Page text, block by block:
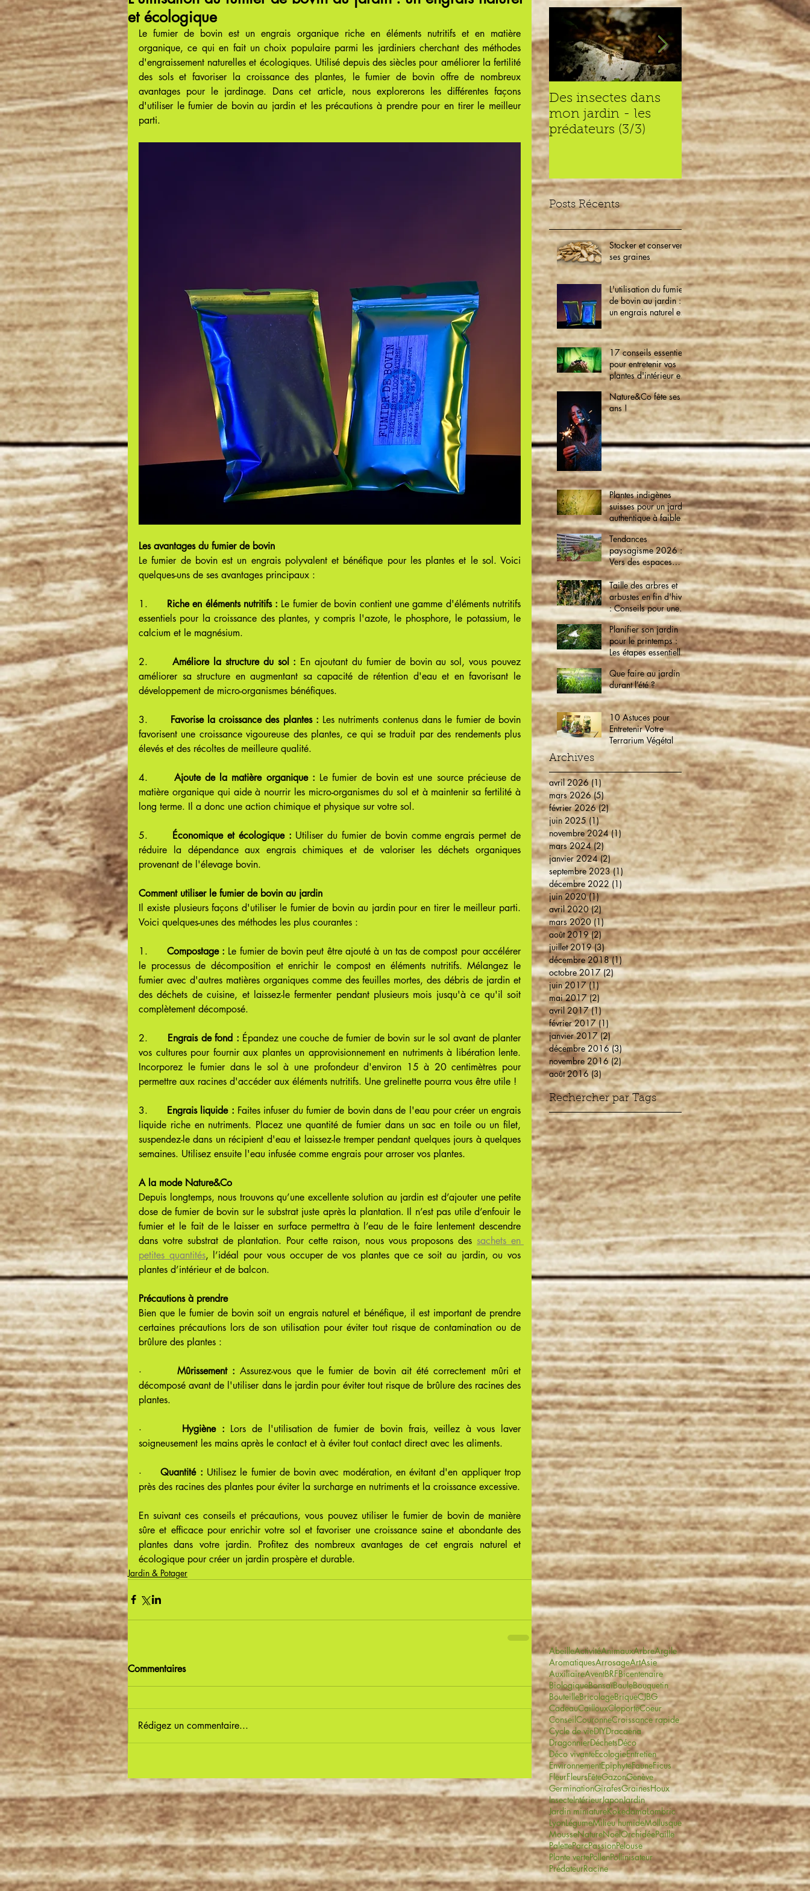
et écologique
Le fumier de bovin est un engrais organique riche en éléments nutritifs et en matière
organique, ce qui en fait un choix populaire parmi les jardiniers cherchant des méthodes
d'engraissement naturelles et écologiques. Utilisé depuis des siècles pour améliorer la fertilité
des sols et favoriser la croissance des plantes, le fumier de bovin offre de nombreux
avantages pour le jardinage. Dans cet article, nous explorerons les différentes façons
d'utiliser le fumier de bovin au jardin et les précautions à prendre pour en tirer le meilleur
parti.
Les avantages du fumier de bovin
Le fumier de bovin est un engrais polyvalent et bénéfique pour les plantes et le sol. Voici
quelques-uns de ses avantages principaux :
1. Riche en éléments nutritifs : Le fumier de bovin contient une gamme d'éléments nutritifs
essentiels pour la croissance des plantes, y compris l'azote, le phosphore, le potassium, le
calcium et le magnésium.
2. Améliore la structure du sol : En ajoutant du fumier de bovin au sol, vous pouvez
améliorer sa structure en augmentant sa capacité de rétention d'eau et en favorisant le
développement de micro-organismes bénéfiques.
3. Favorise la croissance des plantes : Les nutriments contenus dans le fumier de bovin
favorisent une croissance vigoureuse des plantes, ce qui se traduit par des rendements plus
élevés et des récoltes de meilleure qualité.
4. Ajoute de la matière organique : Le fumier de bovin est une source précieuse de
matière organique qui aide à nourrir les micro-organismes du sol et à maintenir sa fertilité à
long terme. Il a donc une action chimique et physique sur votre sol.
5. Économique et écologique : Utiliser du fumier de bovin comme engrais permet de
réduire la dépendance aux engrais chimiques et de valoriser les déchets organiques
provenant de l'élevage bovin.
Comment utiliser le fumier de bovin au jardin
Il existe plusieurs façons d'utiliser le fumier de bovin au jardin pour en tirer le meilleur parti.
Voici quelques-unes des méthodes les plus courantes :
1. Compostage : Le fumier de bovin peut être ajouté à un tas de compost pour accélérer
le processus de décomposition et enrichir le compost en éléments nutritifs. Mélangez le
fumier avec d'autres matières organiques comme des feuilles mortes, des débris de jardin et
des déchets de cuisine, et laissez-le fermenter pendant plusieurs mois jusqu'à ce qu'il soit
complètement décomposé.
2. Engrais de fond : Épandez une couche de fumier de bovin sur le sol avant de planter
vos cultures pour fournir aux plantes un approvisionnement en nutriments à libération lente.
Incorporez le fumier dans le sol à une profondeur d'environ 15 à 20 centimètres pour
permettre aux racines d'accéder aux éléments nutritifs. Une grelinette pourra vous être utile !
3. Engrais liquide : Faites infuser du fumier de bovin dans de l'eau pour créer un engrais
liquide riche en nutriments. Placez une quantité de fumier dans un sac en toile ou un filet,
suspendez-le dans un récipient d'eau et laissez-le tremper pendant quelques jours à quelques
semaines. Utilisez ensuite l'eau infusée comme engrais pour arroser vos plantes.
A la mode Nature&Co
Depuis longtemps, nous trouvons qu’une excellente solution au jardin est d’ajouter une petite
dose de fumier de bovin sur le substrat juste après la plantation. Il n’est pas utile d’enfouir le
fumier et le fait de le laisser en surface permettra à l’eau de le faire lentement descendre
dans votre substrat de plantation. Pour cette raison, nous vous proposons des sachets en
petites quantités, l’idéal pour vous occuper de vos plantes que ce soit au jardin, ou vos
plantes d’intérieur et de balcon.
Précautions à prendre
Bien que le fumier de bovin soit un engrais naturel et bénéfique, il est important de prendre
certaines précautions lors de son utilisation pour éviter tout risque de contamination ou de
brûlure des plantes :
· Mûrissement : Assurez-vous que le fumier de bovin ait été correctement mûri et
décomposé avant de l'utiliser dans le jardin pour éviter tout risque de brûlure des racines des
plantes.
· Hygiène : Lors de l'utilisation de fumier de bovin frais, veillez à vous laver
soigneusement les mains après le contact et à éviter tout contact direct avec les aliments.
· Quantité : Utilisez le fumier de bovin avec modération, en évitant d'en appliquer trop
près des racines des plantes pour éviter la surcharge en nutriments et la croissance excessive.
En suivant ces conseils et précautions, vous pouvez utiliser le fumier de bovin de manière
sûre et efficace pour enrichir votre sol et favoriser une croissance saine et abondante des
plantes dans votre jardin. Profitez des nombreux avantages de cet engrais naturel et
écologique pour créer un jardin prospère et durable.
Jardin & Potager
Commentaires
Rédigez un commentaire...
Des insectes dans
mon jardin - les
prédateurs (3/3)
Des insectes dans
mon jardin – les
recycleurs (2/3)
Posts Récents
Stocker et conserver
ses graines
L'utilisation du fumier
de bovin au jardin :
un engrais naturel et
écologique
17 conseils essentiels
pour entretenir vos
plantes d'intérieur et
créer un jardin
verdoyant à la
maison
Nature&Co fête ses 9
ans !
Plantes indigènes
suisses pour un jardin
authentique à faible
entretien
Tendances
paysagisme 2026 :
Vers des espaces
verts éco-friendly et
intelligents
Taille des arbres et
arbustes en fin d'hiver
: Conseils pour une
croissance optimale
Planifier son jardin
pour le printemps :
Les étapes essentielles
dès maintenant
Que faire au jardin
durant l’été ?
10 Astuces pour
Entretenir Votre
Terrarium Végétal
Archives
avril 2026 (1)1 post
mars 2026 (5)5 posts
février 2026 (2)2 posts
juin 2025 (1)1 post
novembre 2024 (1) 1 post
mars 2024 (2)2 posts
janvier 2024 (2)2 posts
septembre 2023 (1) 1 post
décembre 2022 (1)
juin 2020 (1)1 post
avril 2020 (2)2 posts
mars 2020 (1)1 post
août 2019 (2)2 posts
juillet 2019 (3)3 posts
décembre 2018 (1) 1 post
octobre 2017 (2)2 posts
juin 2017 (1)1 post
mai 2017 (2) 2 posts
avril 2017 (1)1 post
février 2017 (1)1 post
janvier 2017 (2)2 posts
décembre 2016 (3)3 posts
novembre 2016 (2)2 posts
août 2016 (3)3 posts
Rechercher par Tags
AbeilleActivitéAnimauxArbreArgile
AromatiquesArrosageArtAsie
AuxiliaireAventBRFBicentenaire
BiologiqueBonsaïBouleBouquetin
BouteilleBricolageBriqueCJBG
CadeauCaillouxCloporteCoeur
ConseilCouronneCroissance rapide
Cycle de vieDIYDracaena
DragonnierDéchetsDéco
Déco vivanteEcologieEntretien
EnvironnementEpiphyteFauneFicus
FleurFleursFêteGazonGenève
GerminationGirafesGrainesHoux
InsecteIntérieurJaponJardin
Jardin miniatureKokedamaLombric
LyonLégumeMilieu humideMollusque
MousseNatureNoëlOrchidéePaille
PaletteParcPassionPelouse
Plante vertePollenPollinisateur
PrédateurRacine